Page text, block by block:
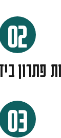
02
פתרון
03